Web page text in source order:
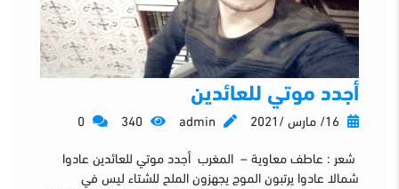
أجدد موتي للعائدين
admin
شعر : عاطف معاوية – المغرب أجدد موتي للعائدين عادوا
شمالا عادوا يرتبون الموج يجهزون الملح للشتاء ليس في